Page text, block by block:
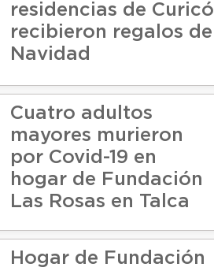
residencias de Curicó
recibieron regalos de
Navidad
Cuatro adultos
mayores murieron
por Covid-19 en
hogar de Fundación
Las Rosas en Talca
Hogar de Fundación